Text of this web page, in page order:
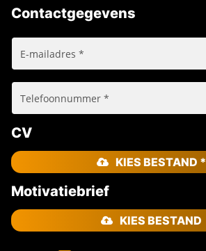
Contactgegevens
CV
KIES BESTAND *
Motivatiebrief
KIES BESTAND